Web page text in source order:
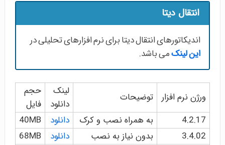
انتقال دیتا
اندیکاتورهای انتقال دیتا برای نرم افزارهای تحلیلی در
این لینکمی باشد.
ورژن نرم افزار توضیحات
لینک
دانلود
حجم
فایل
4.2.17
به همراه نصب و کرک دانلود
40MB
3.4.02
بدون نیاز به نصب دانلود
68MB